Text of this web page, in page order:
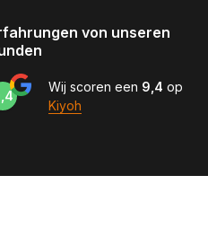
von unseren
Wij scoren een 9,4 op
Kiyoh